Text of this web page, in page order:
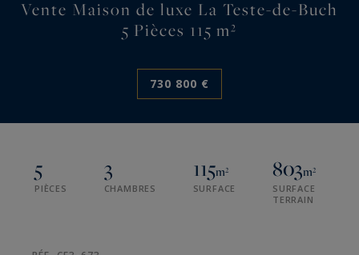
Vente Maison de luxe La Teste-de-Buch
5 Pièces 115 m²
730 800 €
5
PIÈCES
3
CHAMBRES
115m²
SURFACE
803m²
SURFACE
TERRAIN